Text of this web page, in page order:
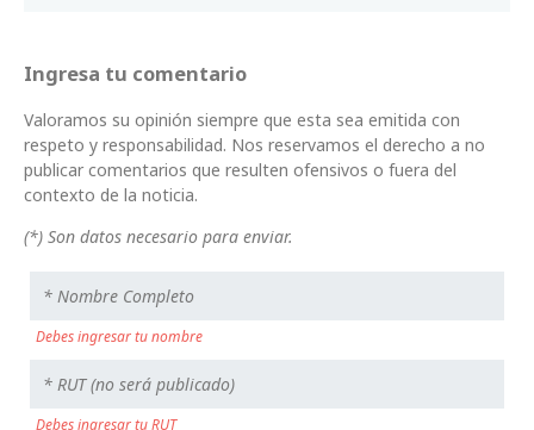
Ingresa tu comentario
Valoramos su opinión siempre que esta sea emitida con
respeto y responsabilidad. Nos reservamos el derecho a no
publicar comentarios que resulten ofensivos o fuera del
contexto de la noticia.
(*) Son datos necesario para enviar.
Debes ingresar tu nombre
Debes ingresar tu RUT